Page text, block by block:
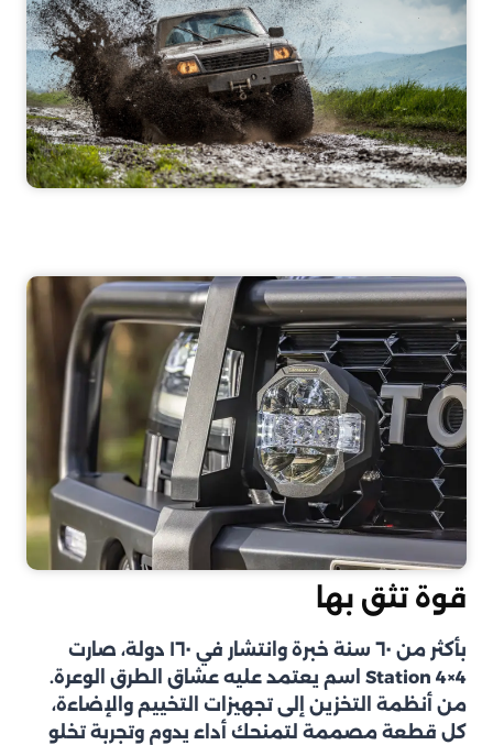
قوة تثق بها
بأكثر من ٦٠ سنة خبرة وانتشار في ١٦٠ دولة، صارت
Station 4×4 اسم يعتمد عليه عشاق الطرق الوعرة.
من أنظمة التخزين إلى تجهيزات التخييم والإضاءة،
كل قطعة مصممة لتمنحك أداء يدوم وتجربة تخلو